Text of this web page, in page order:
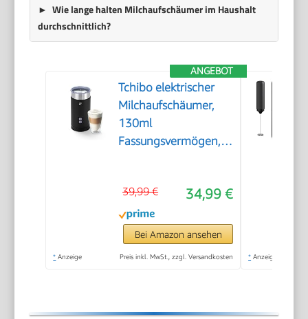
Wie lange halten Milchaufschäumer im Haushalt
durchschnittlich?
ANGEBOT
Tchibo elektrischer
Milchaufschäumer,
130ml
Fassungsvermögen,
Antihaftbeschichtung,
warmer und kalter
Milchschaum, für
Latte Macchiato,
34,99 €
39,99 €
Bei Amazon ansehen
* Anzeige Preis inkl. MwSt., zzgl. Versandkosten * Anzeige